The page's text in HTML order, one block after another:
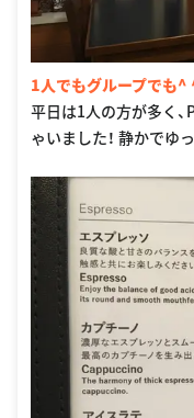
1人でもグループでも^
平日は1人の方が多く
ゃいました！ 静かでゆ